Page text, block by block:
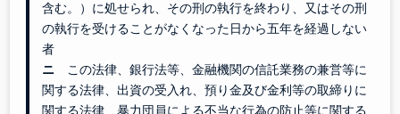
含む。）に処せられ、その刑の執行を終わり、又はその刑
の執行を受けることがなくなった日から五年を経過しない
者
ニ この法律、銀行法等、金融機関の信託業務の兼営等に
関する法律、出資の受入れ、預り金及び金利等の取締りに
関する法律、暴力団員による不当な行為の防止等に関する